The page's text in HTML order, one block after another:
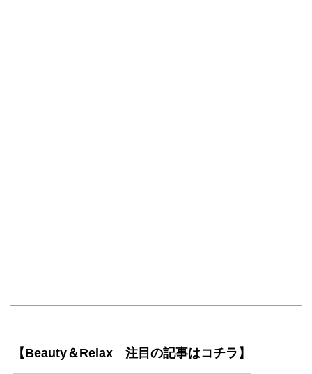
【Beauty＆Relax 注目の記事はコチラ】